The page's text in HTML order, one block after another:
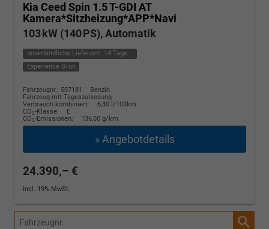
Kia Ceed Spin 1.5 T-GDI AT
Kamera*Sitzheizung*APP*Navi
103 kW (140 PS), Automatik
unverbindliche Lieferzeit: 14 Tage
Experience Grün
Fahrzeugnr.: 507181
Benzin
Fahrzeug mit Tageszulassung
Verbrauch kombiniert:
6,30 l/100km
CO2-Klasse:
E
CO2-Emissionen: 136,00 g/km
» Angebotdetails
24.390,– €
incl. 19% MwSt.
Fahrzeugnr.